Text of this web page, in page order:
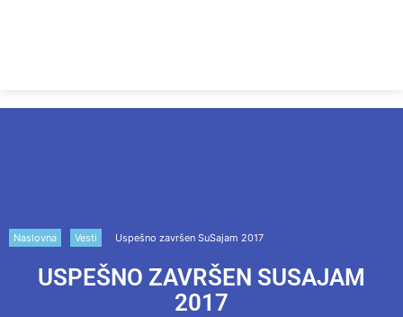
Naslovna Vesti Uspešno završen SuSajam 2017
USPEŠNO ZAVRŠEN SUSAJAM
2017